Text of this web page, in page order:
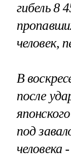
гибель 8
человек,
В
после
под